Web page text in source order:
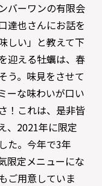
バーワンの有限会
達也さんにお話を
しい」と教えて下
迎える牡蠣は、春
う。味見をさせて
ーな味わいが口い
！これは、是非皆
、2021年に限定
た。今年で3年
限定メニューにな
ご用意していま